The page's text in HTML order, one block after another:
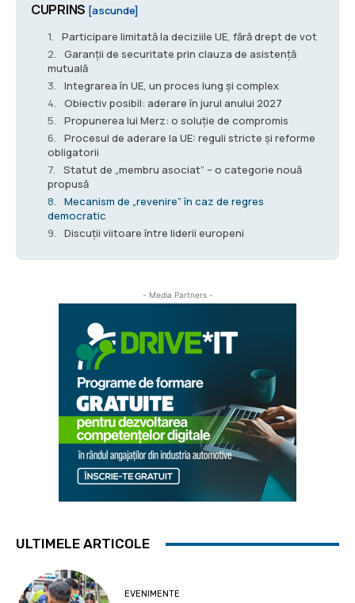
CUPRINS [ascunde]
Participare limitată la deciziile UE, fără drept de vot
Garanții de securitate prin clauza de asistență
mutuală
Integrarea în UE, un proces lung și complex
Obiectiv posibil: aderare în jurul anului 2027
Propunerea lui Merz: o soluție de compromis
Procesul de aderare la UE: reguli stricte și reforme
obligatorii
Statut de „membru asociat” – o categorie nouă
propusă
Mecanism de „revenire” în caz de regres
democratic
Discuții viitoare între liderii europeni
- Media Partners -
ULTIMELE ARTICOLE
EVENIMENTE